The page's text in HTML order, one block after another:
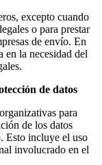
excepto cuando
o para prestar
de envío. En
en la necesidad del
de datos
para
de los datos
Esto incluye el uso
involucrado en el